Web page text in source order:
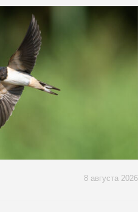
8 августа 2026